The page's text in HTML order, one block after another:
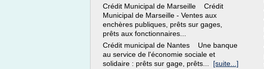
Crédit Municipal de Marseille Crédit
Municipal de Marseille - Ventes aux
enchères publiques, prêts sur gages,
prêts aux fonctionnaires...
Crédit municipal de Nantes Une banque
au service de l'économie sociale et
solidaire : prêts sur gage, prêts... [suite...]